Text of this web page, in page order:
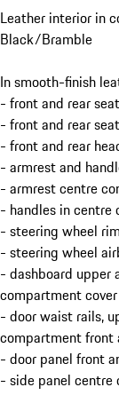
Leather interior in
Black/Bramble
In smooth-finish
- front and rear
- front and rear
- front and rear
- armrest and
- armrest centre
- handles in centre
- steering wheel rim
- steering wheel
- dashboard upper
compartment cover
- door waist rails,
compartment front
- door panel front
- side panel centre